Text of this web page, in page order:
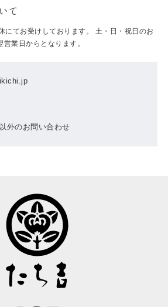
て
外のお問い合わせ
にてお受けしております。 土・日・祝日のお
業日からとなります。